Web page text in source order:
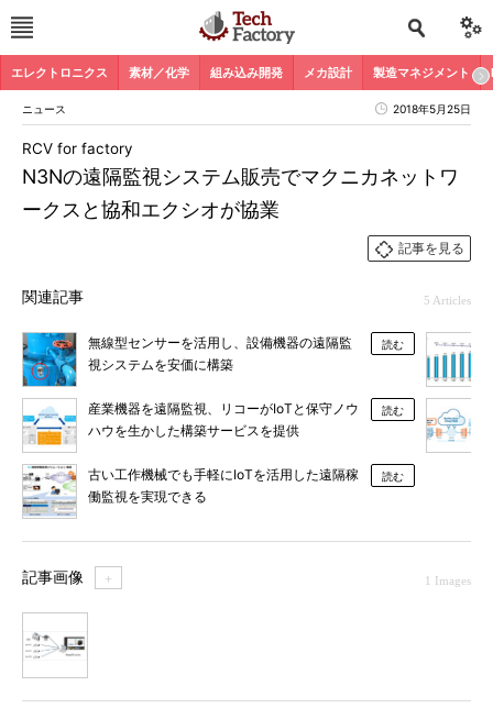
エレクトロニクス 素材／化学 組み込み開発 メカ設計 製造マネジメント
ニュース 2018年5月25日
N3Nの遠隔監視システム販売でマクニカネットワ
ークスと協和エクシオが協業
RCV for factory
記事を見る
関連記事 5 Articles
無線型センサーを活用し、設備機器の遠隔監
視システムを安価に構築
読む
産業機器を遠隔監視、リコーがIoTと保守ノウ
ハウを生かした構築サービスを提供
読む
古い工作機械でも手軽にIoTを活用した遠隔稼
働監視を実現できる
読む
記事画像 ＋ 1 Images